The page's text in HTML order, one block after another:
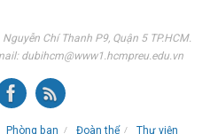
Chí Thanh P9, Quận 5 TP.HCM.
dubihcm@www1.hcmpreu.edu.vn
Phòng ban Đoàn thể Thư viện